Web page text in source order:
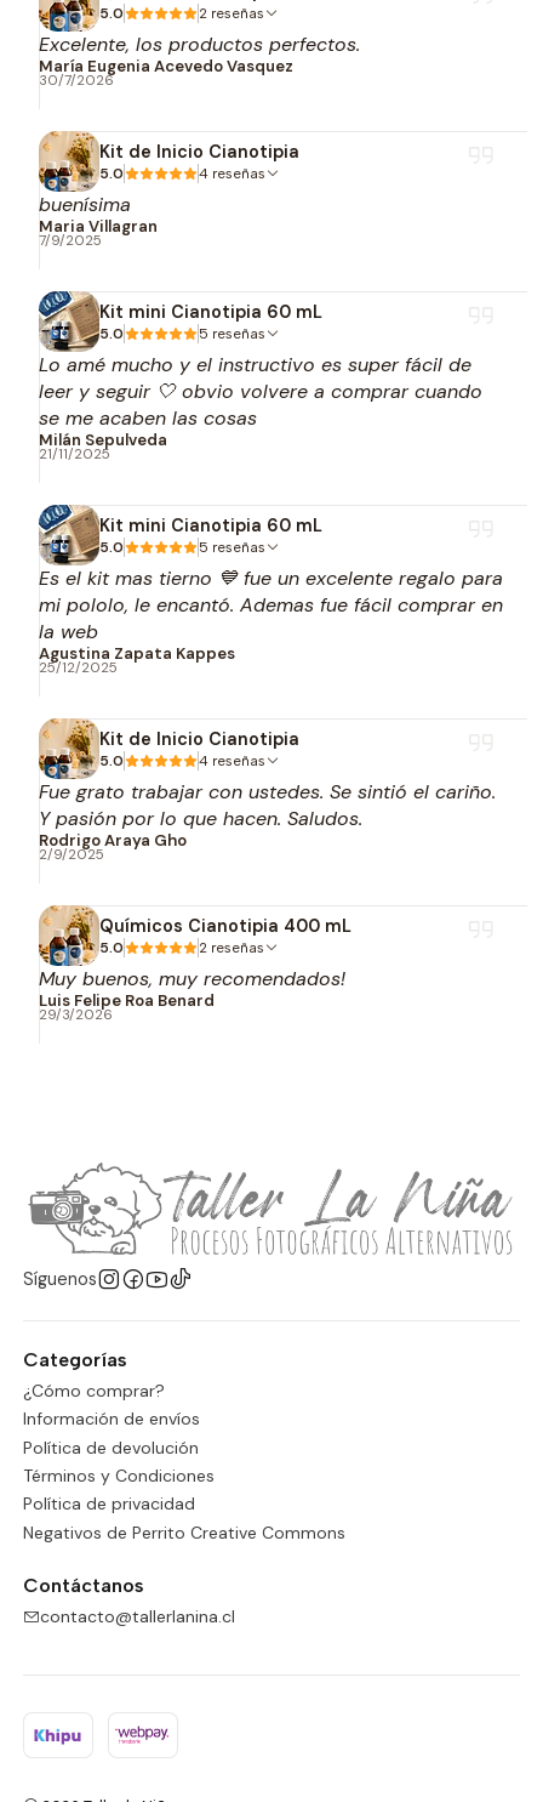
5.0 2 reseñas
Excelente, los productos perfectos.
María Eugenia Acevedo Vasquez
30/7/2026
Kit de Inicio Cianotipia
5.0 4 reseñas
buenísima
Maria Villagran
7/9/2025
Kit mini Cianotipia 60 mL
5.0 5 reseñas
Lo amé mucho y el instructivo es super fácil de
leer y seguir 🤍 obvio volvere a comprar cuando
se me acaben las cosas
Milán Sepulveda
21/11/2025
Kit mini Cianotipia 60 mL
5.0 5 reseñas
Es el kit mas tierno 💙 fue un excelente regalo para
mi pololo, le encantó. Ademas fue fácil comprar en
la web
Agustina Zapata Kappes
25/12/2025
Kit de Inicio Cianotipia
5.0 4 reseñas
Fue grato trabajar con ustedes. Se sintió el cariño.
Y pasión por lo que hacen. Saludos.
Rodrigo Araya Gho
2/9/2025
Químicos Cianotipia 400 mL
5.0 2 reseñas
Muy buenos, muy recomendados!
Luis Felipe Roa Benard
29/3/2026
Síguenos
Categorías
¿Cómo comprar?
Información de envíos
Política de devolución
Términos y Condiciones
Política de privacidad
Negativos de Perrito Creative Commons
Contáctanos
contacto@tallerlanina.cl